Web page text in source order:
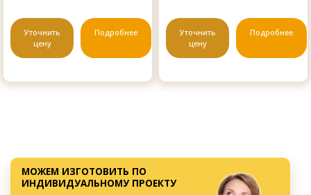
Уточнить
цену
Подробнее
Уточнить
цену
Подробнее
МОЖЕМ ИЗГОТОВИТЬ ПО
ИНДИВИДУАЛЬНОМУ ПРОЕКТУ